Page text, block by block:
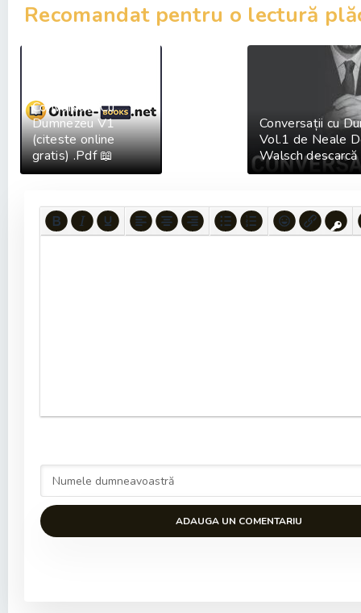
Recomandat pentru o lectură
Conversatii Cu
Dumnezeu V1
(citeste online
gratis) .Pdf 📖
Conversații cu
Vol.1 de Neale
Walsch
ADAUGA UN COMENTARIU